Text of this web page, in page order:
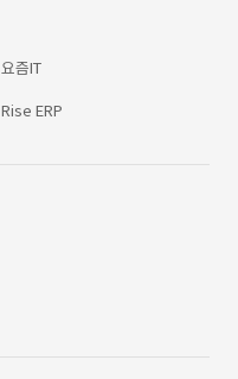
요즘IT
Rise ERP